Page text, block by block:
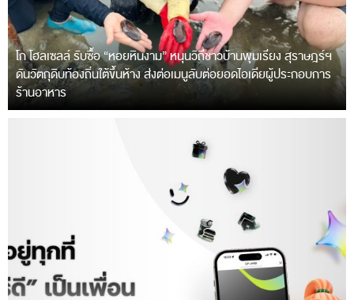
โก โฮลเซลล์ รับซื้อ “หอยหินงาม” หนุนวิถีชาวบ้านพุมเรียง สุราษฎร์ฯ
ดันวัตถุดิบท้องถิ่นใต้ขึ้นห้าง ส่งต่อเมนูลับต่อยอดไอเดียผู้ประกอบการ
ร้านอาหาร